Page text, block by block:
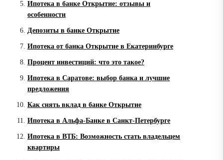
Ипотека в банке Открытие: отзывы и
особенности
Депозиты в банке Открытие
Ипотека от банка Открытие в Екатеринбурге
Процент инвестиций: что это такое?
Ипотека в Саратове: выбор банка и лучшие
предложения
Как снять вклад в банке Открытие
Ипотека в Альфа-Банке в Санкт-Петербурге
Ипотека в ВТБ: Возможность стать владельцем
квартиры